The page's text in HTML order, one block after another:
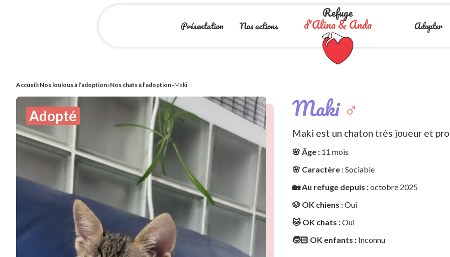
Refuge
d'Alina & Anda
Présentation Nos actions Adopter
Accueil»Nos loulous à l’adoption»Nos chats à l’adoption»Maki
Adopté Maki♂️
Maki est un chaton très joueur et
🌸 Âge :11 mois
🌸 Caractère :Sociable
🏡 Au refuge depuis :octobre 2025
🐶 OK chiens :Oui
🐱 OK chats :Oui
🧒🏻 OK enfants :Inconnu